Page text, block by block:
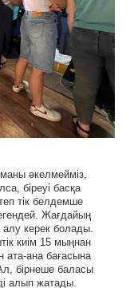
әкелмейміз,
біреуі басқа
тік белдемше
Жағдайың
алу керек болады.
киім 15 мыңнан
ата-ана бағасына
бірнеше баласы
алып жатады.